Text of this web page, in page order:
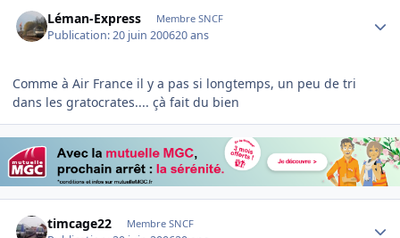
Léman-Express Membre SNCF
Publication:20 juin 200620 ans
Comme à Air France il y a pas si longtemps, un peu de tri
dans les gratocrates.... çà fait du bien
timcage22 Membre SNCF